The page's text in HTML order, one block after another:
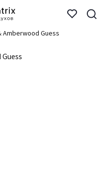
Amberwood Guess